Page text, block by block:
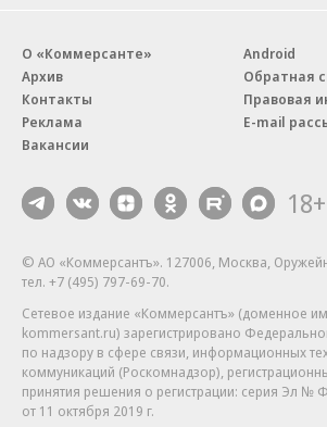
О «Коммерсанте»
Архив
Контакты
Реклама
Вакансии
Android
Обратная
Правовая
E-mail
18+
© АО «Коммерсантъ». 127006, Москва,
тел. +7 (495) 797-69-70.
Сетевое издание «Коммерсантъ» (доменное
kommersant.ru) зарегистрировано
по надзору в сфере связи, информационных
коммуникаций (Роскомнадзор),
принятия решения о регистрации: серия Эл №
от 11 октября 2019 г.